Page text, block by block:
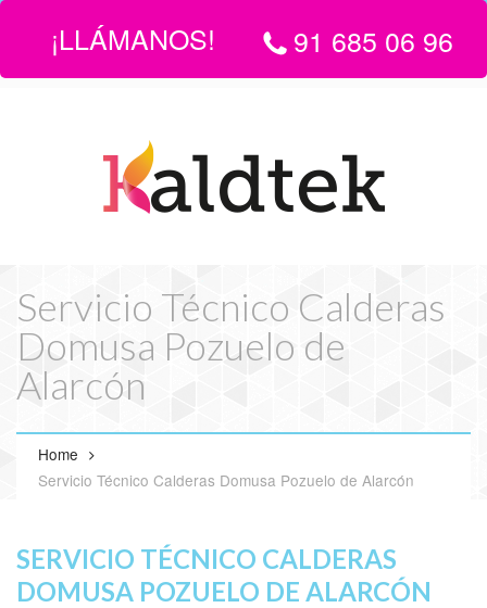
LLÁMANOS:916 850 696 | EMAIL
info@servicio-tecnico-de-
calderas-en-madrid.com
Servicio Técnico Calderas
Domusa Pozuelo de
Alarcón
Home
Servicio Técnico Calderas Domusa Pozuelo de Alarcón
SERVICIO TÉCNICO CALDERAS
DOMUSA POZUELO DE ALARCÓN
¡LLÁMANOS! 91 685 06 96